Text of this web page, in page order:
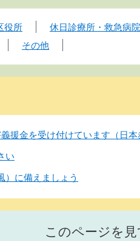
役所 休日診療所・救急病
その他
援金を受け付けています（日本
い
）に備えましょう
このページを